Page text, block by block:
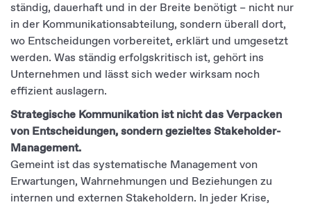
ständig, dauerhaft und in der Breite benötigt – nicht nur
in der Kommunikationsabteilung, sondern überall dort,
wo Entscheidungen vorbereitet, erklärt und umgesetzt
werden. Was ständig erfolgskritisch ist, gehört ins
Unternehmen und lässt sich weder wirksam noch
effizient auslagern.
Strategische Kommunikation ist nicht das Verpacken
von Entscheidungen, sondern gezieltes Stakeholder-
Management.
Gemeint ist das systematische Management von
Erwartungen, Wahrnehmungen und Beziehungen zu
internen und externen Stakeholdern. In jeder Krise,